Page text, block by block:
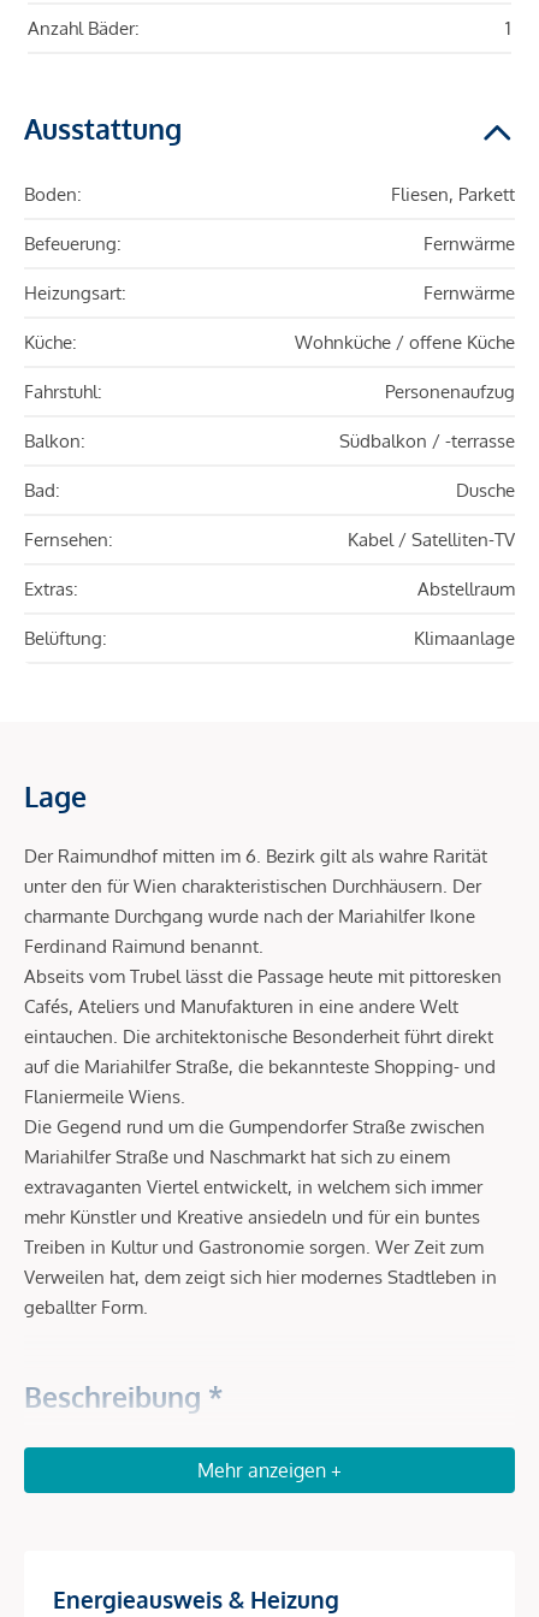
Anzahl Bäder: 1
Ausstattung
Boden: Fliesen, Parkett
Befeuerung: Fernwärme
Heizungsart: Fernwärme
Küche: Wohnküche / offene Küche
Fahrstuhl: Personenaufzug
Balkon: Südbalkon / -terrasse
Bad: Dusche
Fernsehen: Kabel / Satelliten-TV
Extras: Abstellraum
Belüftung: Klimaanlage
Lage
Der Raimundhof mitten im 6. Bezirk gilt als wahre Rarität
unter den für Wien charakteristischen Durchhäusern. Der
charmante Durchgang wurde nach der Mariahilfer Ikone
Ferdinand Raimund benannt.
Abseits vom Trubel lässt die Passage heute mit pittoresken
Cafés, Ateliers und Manufakturen in eine andere Welt
eintauchen. Die architektonische Besonderheit führt direkt
auf die Mariahilfer Straße, die bekannteste Shopping- und
Flaniermeile Wiens.
Die Gegend rund um die Gumpendorfer Straße zwischen
Mariahilfer Straße und Naschmarkt hat sich zu einem
extravaganten Viertel entwickelt, in welchem sich immer
mehr Künstler und Kreative ansiedeln und für ein buntes
Treiben in Kultur und Gastronomie sorgen. Wer Zeit zum
Verweilen hat, dem zeigt sich hier modernes Stadtleben in
geballter Form.
Beschreibung *
VORSORGEN in SERVICED APARTMENTS – Das RAY
Mieterträge sowie für einen sorgenfreien Rundum-Service.
Mehr anzeigen +
Energieausweis & Heizung